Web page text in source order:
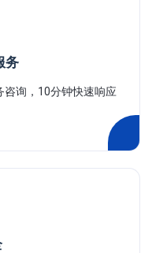
务
咨询，10分钟快速响应